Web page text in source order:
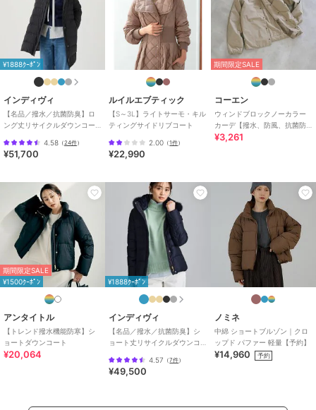
サイズ MEDIUM,LARGE,X-LARGE
素材
表地:ポリエステル 100% 裏地:ポリ
エステル 100% 中わた:ポリエステ
商品のお取り扱い方法
特徴
アウター・ジャケット・コート
ダウン・中綿/ポリエステル素材
/無地/キルティング
カジュアル
ダウンジャケット・ダウンコート
（中綿含む）
ダウン・中綿
/ポリエステル素材
無地 キルティング
ミドル
ライフスタイル/
き/カジュアル
原産国
¥1888ｸｰﾎﾟﾝ
インディヴィ
【名品／撥水／抗菌防臭】ロ
ング丈リサイクルダウンコー
4.58 （24件）
¥51,700
ルイルエブティック
【S～3L】ライトサーモ・キル
ティングサイドリブコート
2.00 （1件）
¥22,990
期間限定SALE
コーエン
ウィンドブロックノーカラー
カーデ【撥水、防風、抗菌防
臭（中綿）】
¥3,261
期間限定SALE
¥1500ｸｰﾎﾟﾝ
アンタイトル
【トレンド撥水機能防寒】シ
ョートダウンコート
¥20,064
¥1888ｸｰﾎﾟﾝ
インディヴィ
【名品／撥水／抗菌防臭】シ
ョート丈リサイクルダウンコ
4.57 （7件）
¥49,500
ノミネ
中綿 ショートブルゾン｜クロ
ップド パファー 軽量【予約】
¥14,960 予約